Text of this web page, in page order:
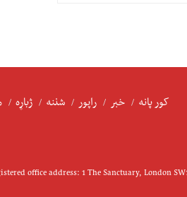
کور پانه خبر راپور شننه ژباړه
office address: 1 The Sanctuary, London